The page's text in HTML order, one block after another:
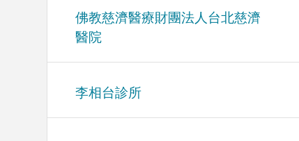
佛教慈濟醫療財團法人台北慈濟
醫院
李相台診所